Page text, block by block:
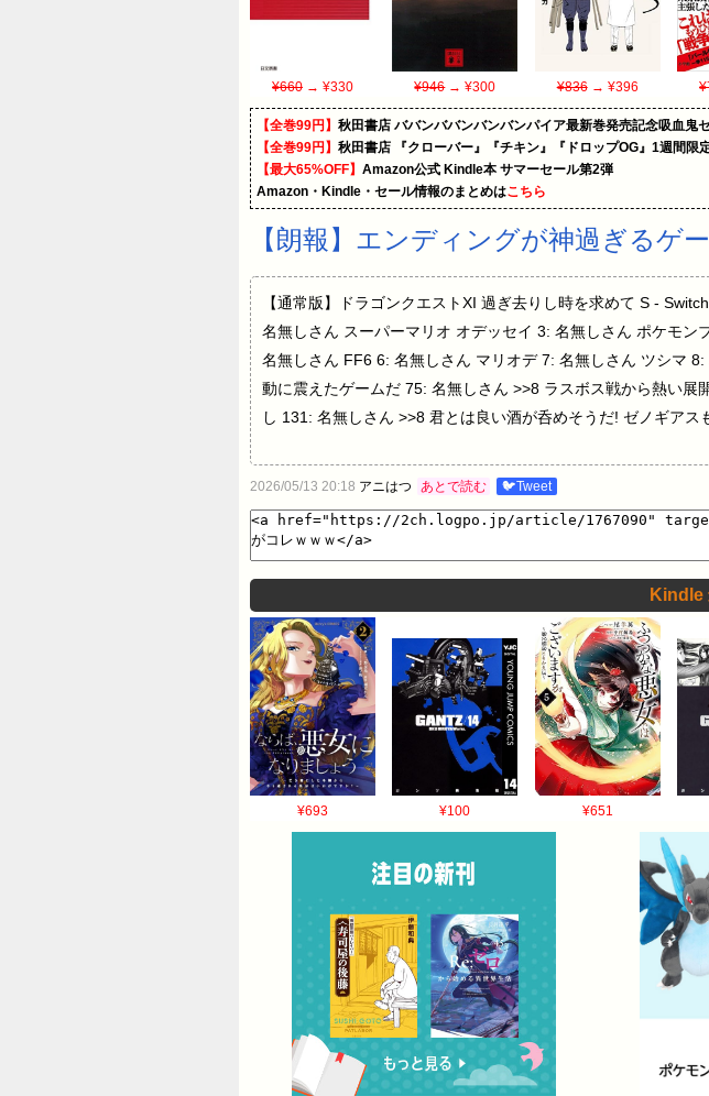
¥660 → ¥330 ¥946→ ¥300 ¥836→ ¥396
【全巻99円】 秋田書店 ババンババンバンバンパイア最新巻発売記念吸血鬼
【全巻99円】 秋田書店 『クローバー』『チキン』『ドロップOG』1週間限
【最大65%OFF】 Amazon公式 Kindle本 サマーセール第2弾
Amazon・Kindle・セール情報のまとめはこちら
【朗報】エンディングが神過ぎるゲ
【通常版】ドラゴンクエストXI 過ぎ去りし時を求めて S -
名無しさん スーパーマリオ オデッセイ 3: 名無しさん ポケモ
名無しさん FF6 6: 名無しさん マリオデ 7: 名無しさん ツシマ
動に震えたゲームだ 75: 名無しさん >>8 ラスボス戦から熱い
し 131: 名無しさん >>8 君とは良い酒が呑めそうだ! ゼノギア
2026/05/13 20:18 アニはつ あとで読む 🐦Tweet
Kindle
¥693 ¥100 ¥651